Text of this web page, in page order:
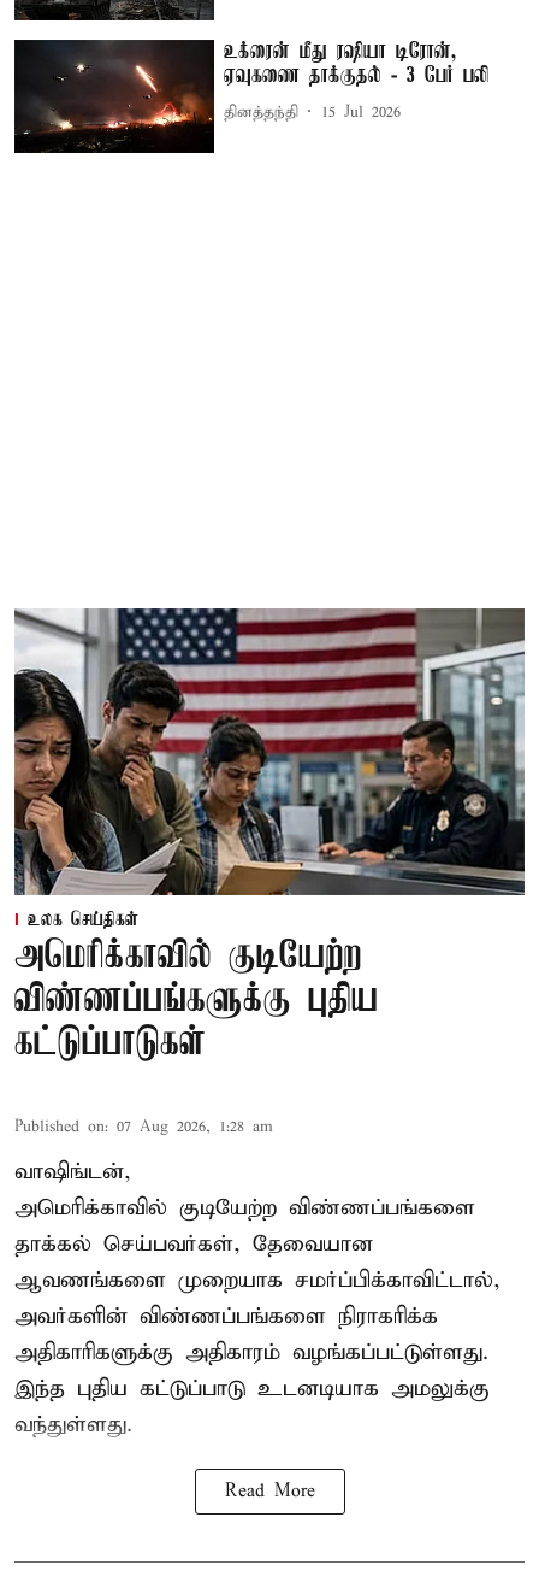
உக்ரைன் மீது ரஷியா டிரோன்,
ஏவுகணை தாக்குதல் - 3 பேர் பலி
தினத்தந்தி 15 Jul 2026
உலக செய்திகள்
அமெரிக்காவில் குடியேற்ற
விண்ணப்பங்களுக்கு புதிய
கட்டுப்பாடுகள்
Published on: 07 Aug 2026, 1:28 am
வாஷிங்டன்,
அமெரிக்காவில் குடியேற்ற விண்ணப்பங்களை
தாக்கல் செய்பவர்கள், தேவையான
ஆவணங்களை முறையாக சமர்ப்பிக்காவிட்டால்,
அவர்களின் விண்ணப்பங்களை நிராகரிக்க
அதிகாரிகளுக்கு அதிகாரம் வழங்கப்பட்டுள்ளது.
இந்த புதிய கட்டுப்பாடு உடனடியாக அமலுக்கு
வந்துள்ளது.
Read More